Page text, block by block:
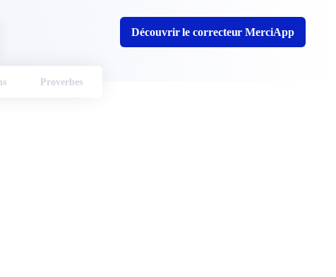
Découvrir le correcteur MerciApp
Proverbes